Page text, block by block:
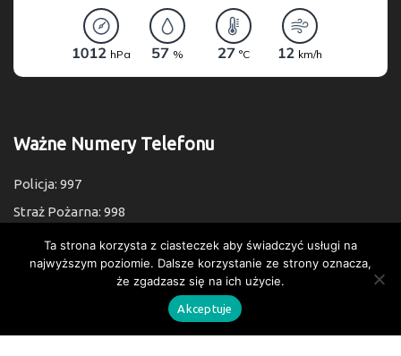
Ważne Numery Telefonu
Policja: 997
Straż Pożarna: 998
Pogotowie: 999
Numer Alarmowy: 112
Ta strona korzysta z ciasteczek aby świadczyć usługi na
najwyższym poziomie. Dalsze korzystanie ze strony oznacza,
że zgadzasz się na ich użycie.
Akceptuje